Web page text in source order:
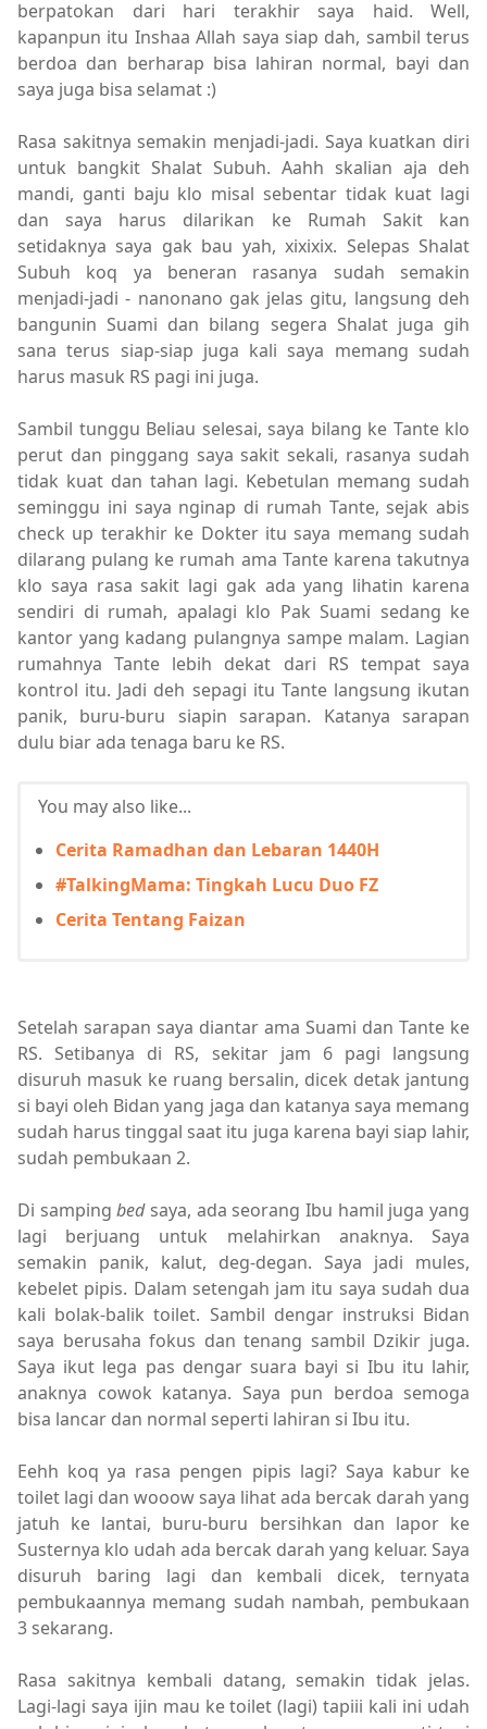
berpatokan dari hari terakhir saya haid. Well,
kapanpun itu Inshaa Allah saya siap dah, sambil terus
berdoa dan berharap bisa lahiran normal, bayi dan
saya juga bisa selamat :)
Rasa sakitnya semakin menjadi-jadi. Saya kuatkan diri
untuk bangkit Shalat Subuh. Aahh skalian aja deh
mandi, ganti baju klo misal sebentar tidak kuat lagi
dan saya harus dilarikan ke Rumah Sakit kan
setidaknya saya gak bau yah, xixixix. Selepas Shalat
Subuh koq ya beneran rasanya sudah semakin
menjadi-jadi - nanonano gak jelas gitu, langsung deh
bangunin Suami dan bilang segera Shalat juga gih
sana terus siap-siap juga kali saya memang sudah
harus masuk RS pagi ini juga.
Sambil tunggu Beliau selesai, saya bilang ke Tante klo
perut dan pinggang saya sakit sekali, rasanya sudah
tidak kuat dan tahan lagi. Kebetulan memang sudah
seminggu ini saya nginap di rumah Tante, sejak abis
check up terakhir ke Dokter itu saya memang sudah
dilarang pulang ke rumah ama Tante karena takutnya
klo saya rasa sakit lagi gak ada yang lihatin karena
sendiri di rumah, apalagi klo Pak Suami sedang ke
kantor yang kadang pulangnya sampe malam. Lagian
rumahnya Tante lebih dekat dari RS tempat saya
kontrol itu. Jadi deh sepagi itu Tante langsung ikutan
panik, buru-buru siapin sarapan. Katanya sarapan
dulu biar ada tenaga baru ke RS.
You may also like...
Cerita Ramadhan dan Lebaran 1440H
#TalkingMama: Tingkah Lucu Duo FZ
Cerita Tentang Faizan
Setelah sarapan saya diantar ama Suami dan Tante ke
RS. Setibanya di RS, sekitar jam 6 pagi langsung
disuruh masuk ke ruang bersalin, dicek detak jantung
si bayi oleh Bidan yang jaga dan katanya saya memang
sudah harus tinggal saat itu juga karena bayi siap lahir,
sudah pembukaan 2.
Di sampingbedsaya, ada seorang Ibu hamil juga yang
lagi berjuang untuk melahirkan anaknya. Saya
semakin panik, kalut, deg-degan. Saya jadi mules,
kebelet pipis. Dalam setengah jam itu saya sudah dua
kali bolak-balik toilet. Sambil dengar instruksi Bidan
saya berusaha fokus dan tenang sambil Dzikir juga.
Saya ikut lega pas dengar suara bayi si Ibu itu lahir,
anaknya cowok katanya. Saya pun berdoa semoga
bisa lancar dan normal seperti lahiran si Ibu itu.
Eehh koq ya rasa pengen pipis lagi? Saya kabur ke
toilet lagi dan wooow saya lihat ada bercak darah yang
jatuh ke lantai, buru-buru bersihkan dan lapor ke
Susternya klo udah ada bercak darah yang keluar. Saya
disuruh baring lagi dan kembali dicek, ternyata
pembukaannya memang sudah nambah, pembukaan
3 sekarang.
Rasa sakitnya kembali datang, semakin tidak jelas.
Lagi-lagi saya ijin mau ke toilet (lagi) tapiii kali ini udah